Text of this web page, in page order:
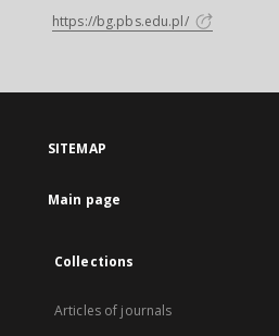
https://bg.pbs.edu.pl/
SITEMAP
Main page
Collections
Articles of journals